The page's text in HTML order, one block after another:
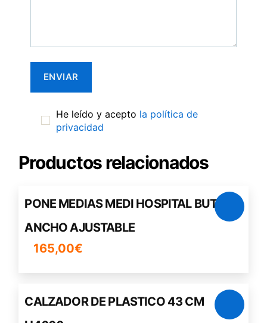
He leído y acepto la política de
privacidad
Productos relacionados
PONE MEDIAS MEDI HOSPITAL BUTLER
ANCHO AJUSTABLE
165,00€
CALZADOR DE PLASTICO 43 CM